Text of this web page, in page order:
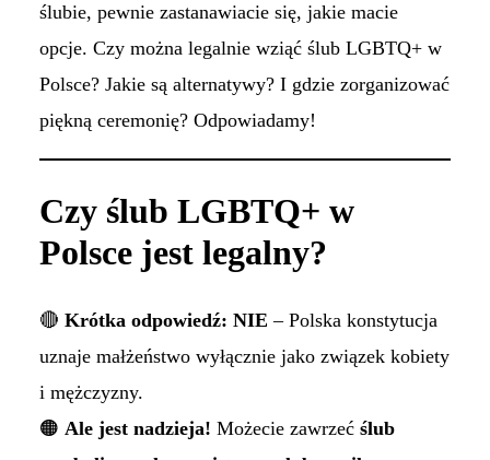
ślubie, pewnie zastanawiacie się, jakie macie
opcje. Czy można legalnie wziąć ślub LGBTQ+ w
Polsce? Jakie są alternatywy? I gdzie zorganizować
piękną ceremonię? Odpowiadamy!
Czy ślub LGBTQ+ w
Polsce jest legalny?
🔴 Krótka odpowiedź: NIE – Polska konstytucja
uznaje małżeństwo wyłącznie jako związek kobiety
i mężczyzny.
🟠 Ale jest nadzieja! Możecie zawrzeć ślub